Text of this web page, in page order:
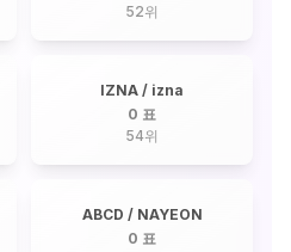
52위
IZNA / izna
0 표
54위
ABCD / NAYEON
0 표